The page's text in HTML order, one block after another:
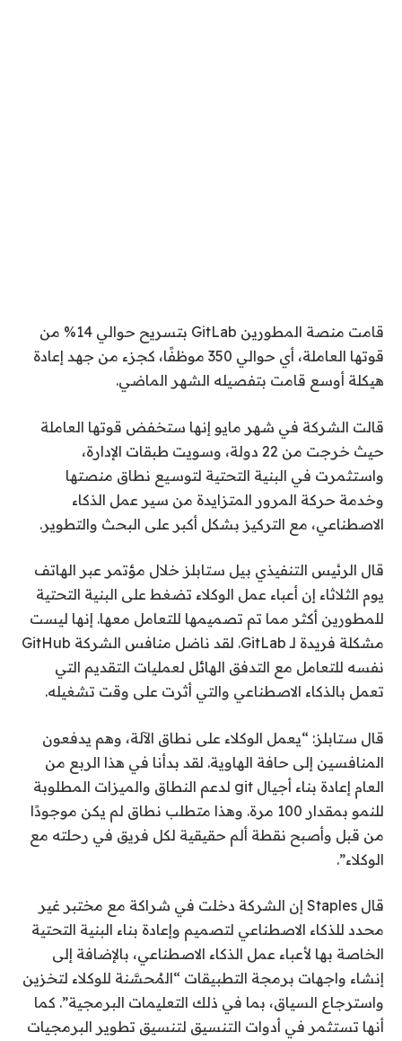
قامت منصة المطورين GitLab بتسريح حوالي 14% من
قوتها العاملة، أي حوالي 350 موظفًا، كجزء من جهد إعادة
هيكلة أوسع قامت بتفصيله الشهر الماضي.
قالت الشركة في شهر مايو إنها ستخفض قوتها العاملة
حيث خرجت من 22 دولة، وسويت طبقات الإدارة،
واستثمرت في البنية التحتية لتوسيع نطاق منصتها
وخدمة حركة المرور المتزايدة من سير عمل الذكاء
الاصطناعي، مع التركيز بشكل أكبر على البحث والتطوير.
قال الرئيس التنفيذي بيل ستابلز خلال مؤتمر عبر الهاتف
يوم الثلاثاء إن أعباء عمل الوكلاء تضغط على البنية التحتية
للمطورين أكثر مما تم تصميمها للتعامل معها. إنها ليست
مشكلة فريدة لـ GitLab. لقد ناضل منافس الشركة GitHub
نفسه للتعامل مع التدفق الهائل لعمليات التقديم التي
تعمل بالذكاء الاصطناعي والتي أثرت على وقت تشغيله.
قال ستابلز: “يعمل الوكلاء على نطاق الآلة، وهم يدفعون
المنافسين إلى حافة الهاوية. لقد بدأنا في هذا الربع من
العام إعادة بناء أجيال git لدعم النطاق والميزات المطلوبة
للنمو بمقدار 100 مرة. وهذا متطلب نطاق لم يكن موجودًا
من قبل وأصبح نقطة ألم حقيقية لكل فريق في رحلته مع
الوكلاء”.
قال Staples إن الشركة دخلت في شراكة مع مختبر غير
محدد للذكاء الاصطناعي لتصميم وإعادة بناء البنية التحتية
الخاصة بها لأعباء عمل الذكاء الاصطناعي، بالإضافة إلى
إنشاء واجهات برمجة التطبيقات “المُحسَّنة للوكلاء لتخزين
واسترجاع السياق، بما في ذلك التعليمات البرمجية”. كما
أنها تستثمر في أدوات التنسيق لتنسيق تطوير البرمجيات